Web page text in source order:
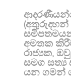
(අතුරුදහන්
අමතක
රාජ්‍යක,
සමග සත්‍ය
යන ගමන්